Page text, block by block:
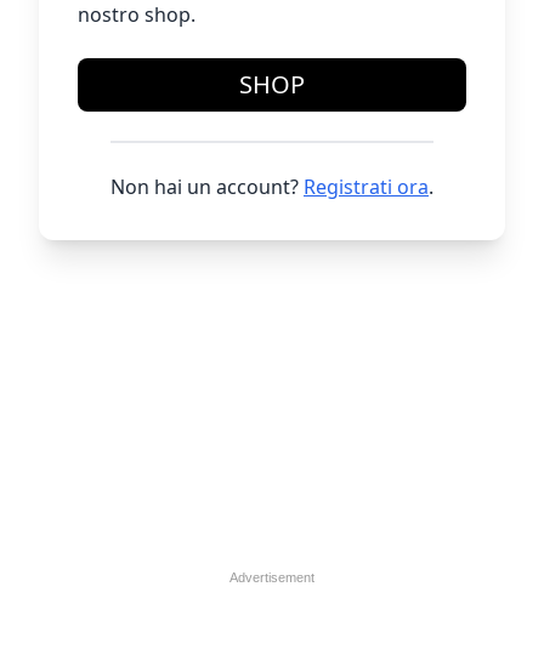
nostro shop.
SHOP
Non hai un account? Registrati ora.